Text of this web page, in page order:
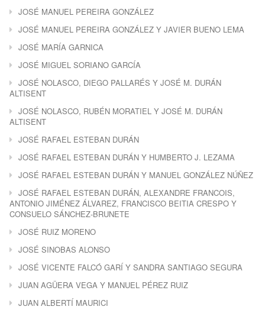
JOSÉ MANUEL PEREIRA GONZÁLEZ
JOSÉ MANUEL PEREIRA GONZÁLEZ Y JAVIER BUENO LEMA
JOSÉ MARÍA GARNICA
JOSÉ MIGUEL SORIANO GARCÍA
JOSÉ NOLASCO, DIEGO PALLARÉS Y JOSÉ M. DURÁN
ALTISENT
JOSÉ NOLASCO, RUBÉN MORATIEL Y JOSÉ M. DURÁN
ALTISENT
JOSÉ RAFAEL ESTEBAN DURÁN
JOSÉ RAFAEL ESTEBAN DURÁN Y HUMBERTO J. LEZAMA
JOSÉ RAFAEL ESTEBAN DURÁN Y MANUEL GONZÁLEZ NÚÑEZ
JOSÉ RAFAEL ESTEBAN DURÁN, ALEXANDRE FRANCOIS,
ANTONIO JIMÉNEZ ÁLVAREZ, FRANCISCO BEITIA CRESPO Y
CONSUELO SÁNCHEZ-BRUNETE
JOSÉ RUIZ MORENO
JOSÉ SINOBAS ALONSO
JOSÉ VICENTE FALCÓ GARÍ Y SANDRA SANTIAGO SEGURA
JUAN AGÜERA VEGA Y MANUEL PÉREZ RUIZ
JUAN ALBERTÍ MAURICI